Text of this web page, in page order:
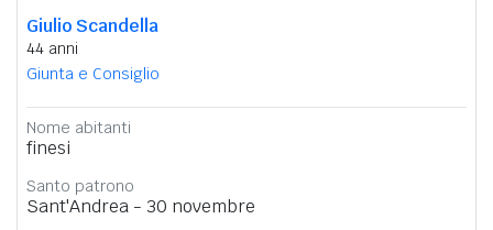
Giulio Scandella
44 anni
Giunta e Consiglio
Nome abitanti
finesi
Santo patrono
Sant'Andrea - 30 novembre